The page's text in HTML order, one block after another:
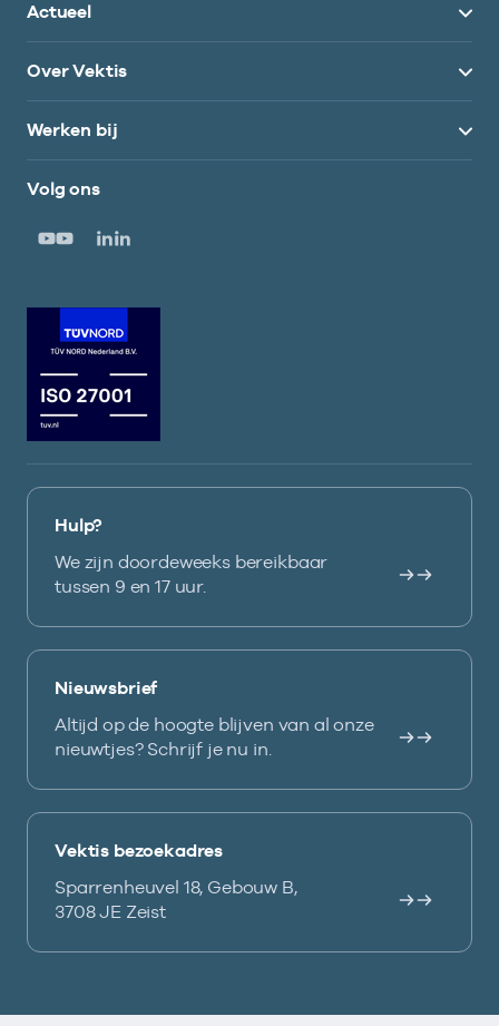
Actueel
Over Vektis
Werken bij
Volg ons
Hulp?
We zijn doordeweeks bereikbaar
tussen 9 en 17 uur.
Nieuwsbrief
Altijd op de hoogte blijven van al onze
nieuwtjes? Schrijf je nu in.
Vektis bezoekadres
Sparrenheuvel 18, Gebouw B,
3708 JE Zeist